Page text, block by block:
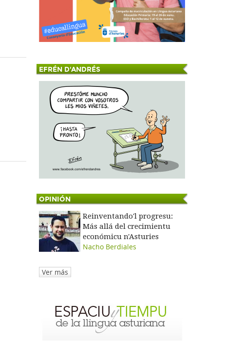
EFRÉN D'ANDRÉS
OPINIÓN
Reinventando'l progresu:
Más allá del crecimientu
económicu n'Asturies
Nacho Berdiales
Ver más